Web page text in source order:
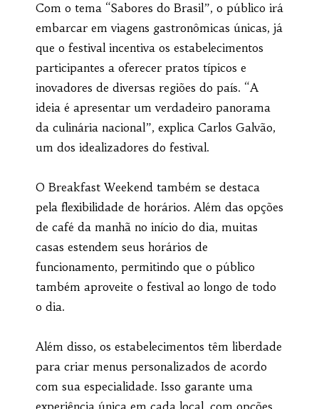
Com o tema “Sabores do Brasil”, o público irá
embarcar em viagens gastronômicas únicas, já
que o festival incentiva os estabelecimentos
participantes a oferecer pratos típicos e
inovadores de diversas regiões do país. “A
ideia é apresentar um verdadeiro panorama
da culinária nacional”, explica Carlos Galvão,
um dos idealizadores do festival.
O Breakfast Weekend também se destaca
pela flexibilidade de horários. Além das opções
de café da manhã no início do dia, muitas
casas estendem seus horários de
funcionamento, permitindo que o público
também aproveite o festival ao longo de todo
o dia.
Além disso, os estabelecimentos têm liberdade
para criar menus personalizados de acordo
com sua especialidade. Isso garante uma
experiência única em cada local, com opções